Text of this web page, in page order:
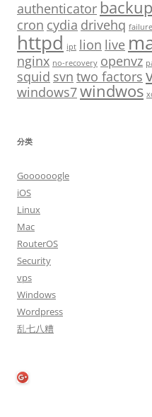
authenticator backup
cron cydia drivehq failure
httpd ipt lion live
nginx no-recovery openvz
squid svn two factors
windows7windwos
分类
Goooooogle
iOS
Linux
Mac
RouterOS
Security
vps
Windows
Wordpress
乱七八糟